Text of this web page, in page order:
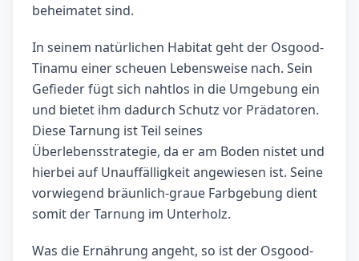
beheimatet sind.
In seinem natürlichen Habitat geht der Osgood-
Tinamu einer scheuen Lebensweise nach. Sein
Gefieder fügt sich nahtlos in die Umgebung ein
und bietet ihm dadurch Schutz vor Prädatoren.
Diese Tarnung ist Teil seines
Überlebensstrategie, da er am Boden nistet und
hierbei auf Unauffälligkeit angewiesen ist. Seine
vorwiegend bräunlich-graue Farbgebung dient
somit der Tarnung im Unterholz.
Was die Ernährung angeht, so ist der Osgood-